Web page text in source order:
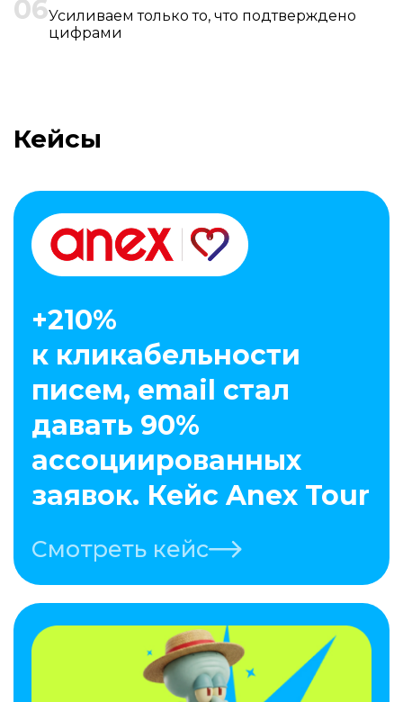
06Усиливаем только то, что подтверждено
цифрами
Кейсы
+210%
к кликабельности
писем, email стал
давать 90%
ассоциированных
заявок. Кейс Anex Tour
Смотреть кейс